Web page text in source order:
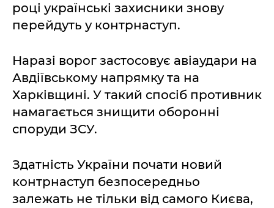
році українські захисники знову
перейдуть у контрнаступ.
Наразі ворог застосовує авіаудари на
Авдіївському напрямку та на
Харківщині. У такий спосіб противник
намагається знищити оборонні
споруди ЗСУ.
Здатність України почати новий
контрнаступ безпосередньо
залежать не тільки від самого Києва,